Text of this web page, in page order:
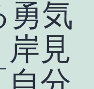
勇気
見